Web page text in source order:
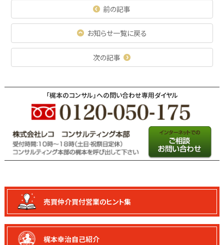
前の記事
お知らせ一覧に戻る
次の記事
「梶本のコンサル」への問い合わせ専用ダイヤル
売買仲介買付営業のヒント集
梶本幸治自己紹介